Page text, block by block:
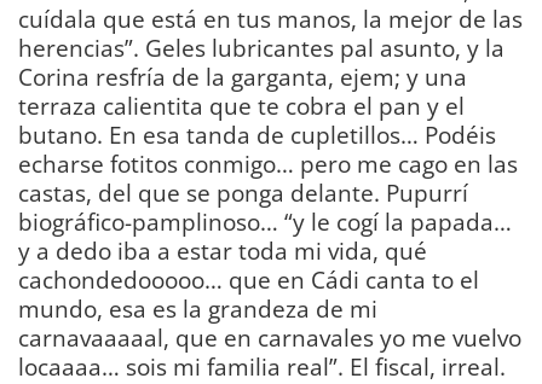
cuídala que está en tus manos, la mejor de las
herencias”. Geles lubricantes pal asunto, y la
Corina resfría de la garganta, ejem; y una
terraza calientita que te cobra el pan y el
butano. En esa tanda de cupletillos… Podéis
echarse fotitos conmigo… pero me cago en las
castas, del que se ponga delante. Pupurrí
biográfico-pamplinoso… “y le cogí la papada…
y a dedo iba a estar toda mi vida, qué
cachondedooooo… que en Cádi canta to el
mundo, esa es la grandeza de mi
carnavaaaaal, que en carnavales yo me vuelvo
locaaaa… sois mi familia real”. El fiscal, irreal.